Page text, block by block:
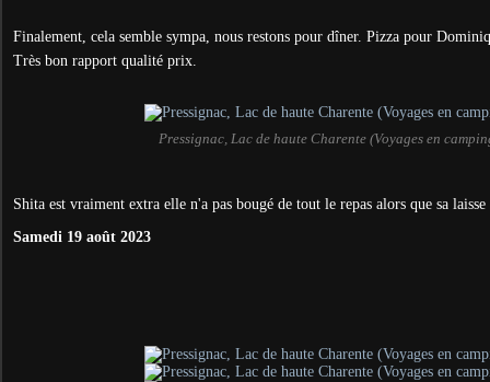
Finalement, cela semble sympa, nous restons pour dîner. Pizza pour
Très bon rapport qualité prix.
Pressignac, Lac de haute Charente (Voyages en
Shita est vraiment extra elle n'a pas bougé de tout le repas alors que sa
Samedi 19 août 2023